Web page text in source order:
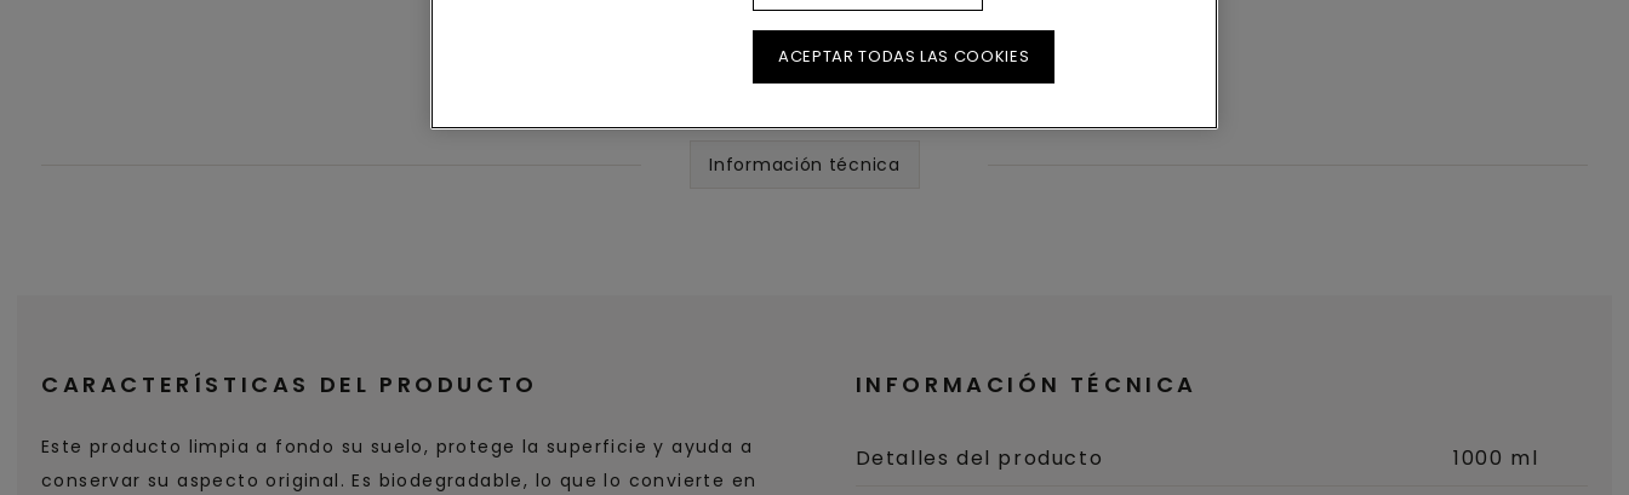
Información técnica
CARACTERÍSTICAS DEL PRODUCTO
Este producto limpia a fondo su suelo, protege la superficie y ayuda a
conservar su aspecto original. Es biodegradable, lo que lo convierte en
INFORMACIÓN TÉCNICA
Detalles del producto
1000 ml
ACEPTAR TODAS LAS COOKIES